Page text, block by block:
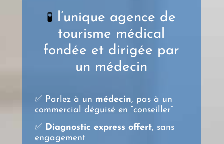
🧪
l’unique agence de
tourisme médical
fondée et dirigée par
un médecin
✅ Parlez à un médecin, pas à un
commercial déguisé en “conseiller”
✅ Diagnostic express offert, sans
engagement